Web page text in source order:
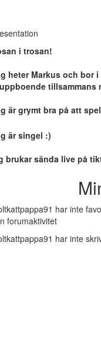
i trosan!
heter Markus och bor
tillsammans
är grymt bra på att
är singel :)
brukar sända live på
har inte
forumaktivitet
har inte